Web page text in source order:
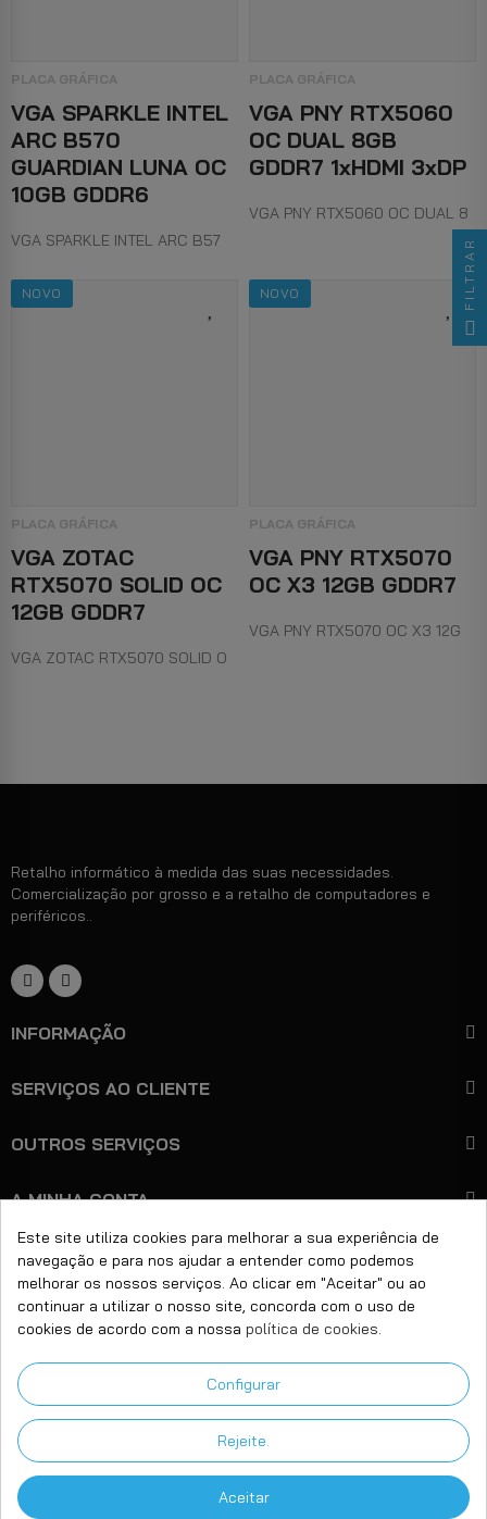
PLACA GRÁFICA
VGA SPARKLE INTEL
ARC B570
GUARDIAN LUNA OC
10GB GDDR6
VGA SPARKLE INTEL ARC B57
PLACA GRÁFICA
VGA PNY RTX5060
OC DUAL 8GB
GDDR7 1xHDMI 3xDP
VGA PNY RTX5060 OC DUAL 8
NOVO
PLACA GRÁFICA
VGA ZOTAC
RTX5070 SOLID OC
12GB GDDR7
VGA ZOTAC RTX5070 SOLID O
NOVO
PLACA GRÁFICA
VGA PNY RTX5070
OC X3 12GB GDDR7
VGA PNY RTX5070 OC X3 12G
Retalho informático à medida das suas necessidades.
Comercialização por grosso e a retalho de computadores e
periféricos..
INFORMAÇÃO
SERVIÇOS AO CLIENTE
OUTROS SERVIÇOS
A MINHA CONTA
Ligue-nos:+351 221 450 599
Horário:Seg - Sex das 9:00 às 18:00h
4430-662 Vila Nova de Gaia
Este site utiliza cookies para melhorar a sua experiência de
navegação e para nos ajudar a entender como podemos
melhorar os nossos serviços. Ao clicar em "Aceitar" ou ao
continuar a utilizar o nosso site, concorda com o uso de
cookies de acordo com a nossa política de cookies.
Configurar
Rejeite.
Aceitar
FILTRAR